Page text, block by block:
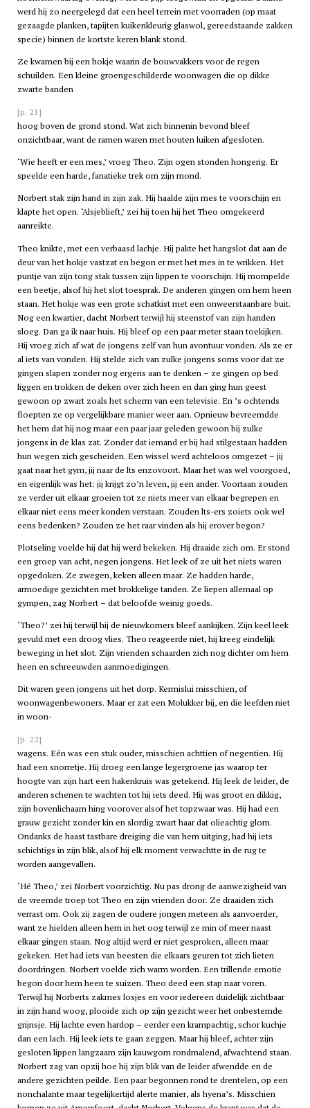
werd hij zo neergelegd dat een heel terrein met voorraden (op maat
gezaagde planken, tapijten kuikenkleurig glaswol, gereedstaande zakken
specie) binnen de kortste keren blank stond.
Ze kwamen bij een hokje waarin de bouwvakkers voor de regen
schuilden. Een kleine groengeschilderde woonwagen die op dikke
zwarte banden
[p. 21]
hoog boven de grond stond. Wat zich binnenin bevond bleef
onzichtbaar, want de ramen waren met houten luiken afgesloten.
‘Wie heeft er een mes,’ vroeg Theo. Zijn ogen stonden hongerig. Er
speelde een harde, fanatieke trek om zijn mond.
Norbert stak zijn hand in zijn zak. Hij haalde zijn mes te voorschijn en
klapte het open. ‘Alsjeblieft,’ zei hij toen hij het Theo omgekeerd
aanreikte.
Theo knikte, met een verbaasd lachje. Hij pakte het hangslot dat aan de
deur van het hokje vastzat en begon er met het mes in te wrikken. Het
puntje van zijn tong stak tussen zijn lippen te voorschijn. Hij mompelde
een beetje, alsof hij het slot toesprak. De anderen gingen om hem heen
staan. Het hokje was een grote schatkist met een onweerstaanbare buit.
Nog een kwartier, dacht Norbert terwijl hij steenstof van zijn handen
sloeg. Dan ga ik naar huis. Hij bleef op een paar meter staan toekijken.
Hij vroeg zich af wat de jongens zelf van hun avontuur vonden. Als ze er
al iets van vonden. Hij stelde zich van zulke jongens soms voor dat ze
gingen slapen zonder nog ergens aan te denken – ze gingen op bed
liggen en trokken de deken over zich heen en dan ging hun geest
gewoon op zwart zoals het scherm van een televisie. En ’s ochtends
floepten ze op vergelijkbare manier weer aan. Opnieuw bevreemdde
het hem dat hij nog maar een paar jaar geleden gewoon bij zulke
jongens in de klas zat. Zonder dat iemand er bij had stilgestaan hadden
hun wegen zich gescheiden. Een wissel werd achteloos omgezet – jij
gaat naar het gym, jij naar de lts enzovoort. Maar het was wel voorgoed,
en eigenlijk was het: jij krijgt zo’n leven, jij een ander. Voortaan zouden
ze verder uit elkaar groeien tot ze niets meer van elkaar begrepen en
elkaar niet eens meer konden verstaan. Zoudenlts-ers zoiets ook wel
eens bedenken? Zouden ze het raar vinden als hij erover begon?
Plotseling voelde hij dat hij werd bekeken. Hij draaide zich om. Er stond
een groep van acht, negen jongens. Het leek of ze uit het niets waren
opgedoken. Ze zwegen, keken alleen maar. Ze hadden harde,
armoedige gezichten met brokkelige tanden. Ze liepen allemaal op
gympen, zag Norbert – dat beloofde weinig goeds.
‘Theo?’ zei hij terwijl hij de nieuwkomers bleef aankijken. Zijn keel leek
gevuld met een droog vlies. Theo reageerde niet, hij kreeg eindelijk
beweging in het slot. Zijn vrienden schaarden zich nog dichter om hem
heen en schreeuwden aanmoedigingen.
Dit waren geen jongens uit het dorp. Kermislui misschien, of
woonwagenbewoners. Maar er zat een Molukker bij, en die leefden niet
in woon-
[p. 22]
wagens. Eén was een stuk ouder, misschien achttien of negentien. Hij
had een snorretje. Hij droeg een lange legergroene jas waarop ter
hoogte van zijn hart een hakenkruis was getekend. Hij leek de leider, de
anderen schenen te wachten tot hij iets deed. Hij was groot en dikkig,
zijn bovenlichaam hing voorover alsof het topzwaar was. Hij had een
grauw gezicht zonder kin en slordig zwart haar dat olieachtig glom.
Ondanks de haast tastbare dreiging die van hem uitging, had hij iets
schichtigs in zijn blik, alsof hij elk moment verwachtte in de rug te
worden aangevallen.
‘Hé Theo,’ zei Norbert voorzichtig. Nu pas drong de aanwezigheid van
de vreemde troep tot Theo en zijn vrienden door. Ze draaiden zich
verrast om. Ook zij zagen de oudere jongen meteen als aanvoerder,
want ze hielden alleen hem in het oog terwijl ze min of meer naast
elkaar gingen staan. Nog altijd werd er niet gesproken, alleen maar
gekeken. Het had iets van beesten die elkaars geuren tot zich lieten
doordringen. Norbert voelde zich warm worden. Een trillende emotie
begon door hem heen te suizen. Theo deed een stap naar voren.
Terwijl hij Norberts zakmes losjes en voor iedereen duidelijk zichtbaar
in zijn hand woog, plooide zich op zijn gezicht weer het onbestemde
grijnsje. Hij lachte even hardop – eerder een krampachtig, schor kuchje
dan een lach. Hij leek iets te gaan zeggen. Maar hij bleef, achter zijn
gesloten lippen langzaam zijn kauwgom rondmalend, afwachtend staan.
Norbert zag van opzij hoe hij zijn blik van de leider afwendde en de
andere gezichten peilde. Een paar begonnen rond te drentelen, op een
nonchalante maar tegelijkertijd alerte manier, als hyena’s. Misschien